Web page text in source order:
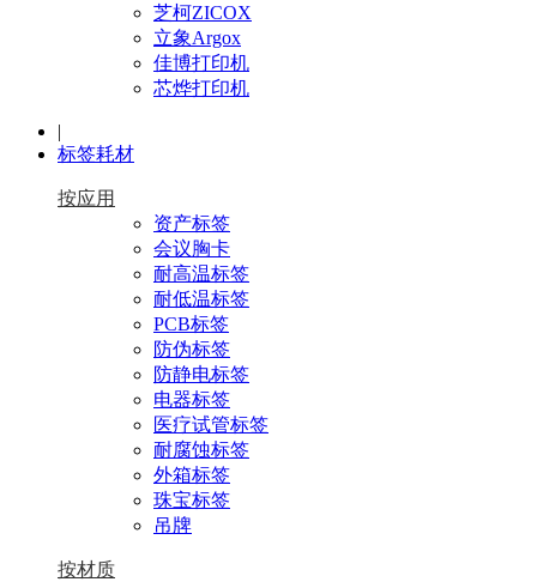
芝柯ZICOX
立象Argox
佳博打印机
芯烨打印机
|
标签耗材
按应用
资产标签
会议胸卡
耐高温标签
耐低温标签
PCB标签
防伪标签
防静电标签
电器标签
医疗试管标签
耐腐蚀标签
外箱标签
珠宝标签
吊牌
按材质